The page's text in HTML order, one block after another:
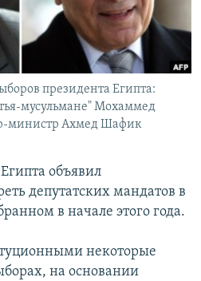
президента Египта:
мусульмане" Мохаммед
министр Ахмед Шафик
объявил
депутатских мандатов в
в начале этого года.
некоторые
на основании